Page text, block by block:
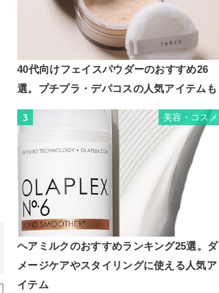
40代向けフェイスパウダーのおすすめ26
選。プチプラ・デパコスの人気アイテムも
3 美容・コスメ
ヘアミルクのおすすめランキング25選。ダ
メージケアやスタイリングに使える人気ア
イテム